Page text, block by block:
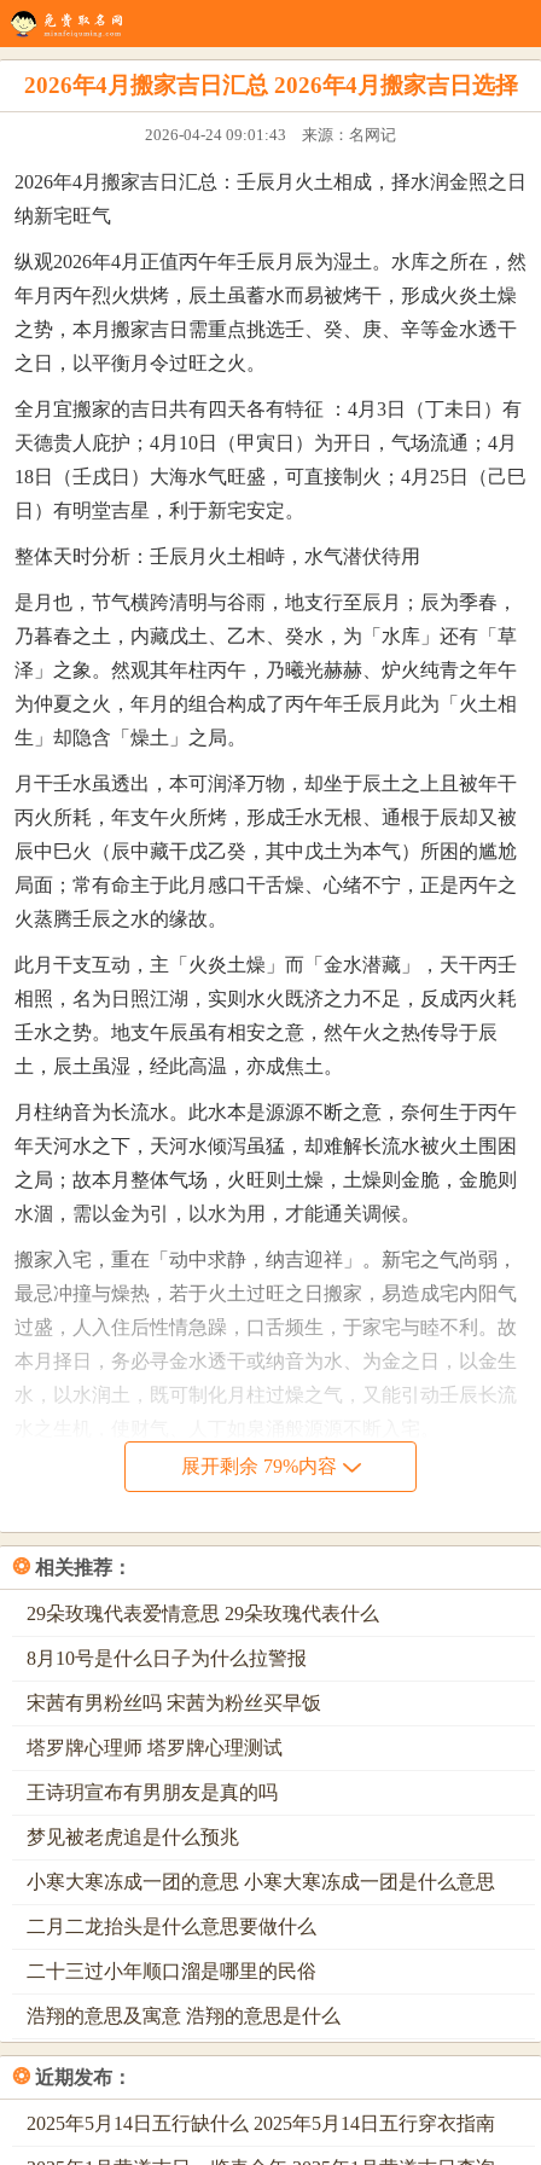
生辰八字 八字配对 在线起名 姓名测试 八字排盘 看风水
2026年4月搬家吉日汇总 2026年4月搬家吉日选择
2026-04-24 09:01:43 来源：名网记
2026年4月搬家吉日汇总：壬辰月火土相成，择水润金照之日
纳新宅旺气
纵观2026年4月正值丙午年壬辰月辰为湿土。水库之所在，然
年月丙午烈火烘烤，辰土虽蓄水而易被烤干，形成火炎土燥
之势，本月搬家吉日需重点挑选壬、癸、庚、辛等金水透干
之日，以平衡月令过旺之火。
全月宜搬家的吉日共有四天各有特征 ：4月3日（丁未日）有
天德贵人庇护；4月10日（甲寅日）为开日，气场流通；4月
18日（壬戌日）大海水气旺盛，可直接制火；4月25日（己巳
日）有明堂吉星，利于新宅安定。
整体天时分析：壬辰月火土相峙，水气潜伏待用
是月也，节气横跨清明与谷雨，地支行至辰月；辰为季春，
乃暮春之土，内藏戊土、乙木、癸水，为「水库」还有「草
泽」之象。然观其年柱丙午，乃曦光赫赫、炉火纯青之年午
为仲夏之火，年月的组合构成了丙午年壬辰月此为「火土相
生」却隐含「燥土」之局。
月干壬水虽透出，本可润泽万物，却坐于辰土之上且被年干
丙火所耗，年支午火所烤，形成壬水无根、通根于辰却又被
辰中巳火（辰中藏干戊乙癸，其中戊土为本气）所困的尴尬
局面；常有命主于此月感口干舌燥、心绪不宁，正是丙午之
火蒸腾壬辰之水的缘故。
此月干支互动，主「火炎土燥」而「金水潜藏」，天干丙壬
相照，名为日照江湖，实则水火既济之力不足，反成丙火耗
壬水之势。地支午辰虽有相安之意，然午火之热传导于辰
土，辰土虽湿，经此高温，亦成焦土。
月柱纳音为长流水。此水本是源源不断之意，奈何生于丙午
年天河水之下，天河水倾泻虽猛，却难解长流水被火土围困
之局；故本月整体气场，火旺则土燥，土燥则金脆，金脆则
水涸，需以金为引，以水为用，才能通关调候。
搬家入宅，重在「动中求静，纳吉迎祥」。新宅之气尚弱，
最忌冲撞与燥热，若于火土过旺之日搬家，易造成宅内阳气
过盛，人入住后性情急躁，口舌频生，于家宅与睦不利。故
本月择日，务必寻金水透干或纳音为水、为金之日，以金生
水，以水润土，既可制化月柱过燥之气，又能引动壬辰长流
吉日详细说明（搬家入宅）
原则，并针对本月火土过旺的特殊情况，重点挑选有金水调
与之日。
清明后才换壬辰月故此日仍属卯月。然年支午火仍在，丁火
亦旺，故分析仍需结合年柱；）。
日柱分析：丁未日，丁火为灯烛之光，未土为花园之土，亦
为木库；丁火生于卯月卯木生火，火气渐升，丁火虽有柔
支午火虽有午未合，合而成太阳，光辉太盛，需有物以降
之，此日「宜移徙、入宅」已标注于黄历之中。
神煞加持：值神为「天德」。此为极吉之神，主贵人扶助，
化险为夷，百事皆宜。建除十二神为「定日」，定者，不动
也，主安稳、平静，虽搬家为动，但动后能迅速安定下来，
正合「动中求静」之需。
展开剩余 79%内容
❂ 相关推荐：
29朵玫瑰代表爱情意思 29朵玫瑰代表什么
8月10号是什么日子为什么拉警报
宋茜有男粉丝吗 宋茜为粉丝买早饭
塔罗牌心理师 塔罗牌心理测试
王诗玥宣布有男朋友是真的吗
梦见被老虎追是什么预兆
小寒大寒冻成一团的意思 小寒大寒冻成一团是什么意思
二月二龙抬头是什么意思要做什么
二十三过小年顺口溜是哪里的民俗
浩翔的意思及寓意 浩翔的意思是什么
❂ 近期发布：
2025年5月14日五行缺什么 2025年5月14日五行穿衣指南